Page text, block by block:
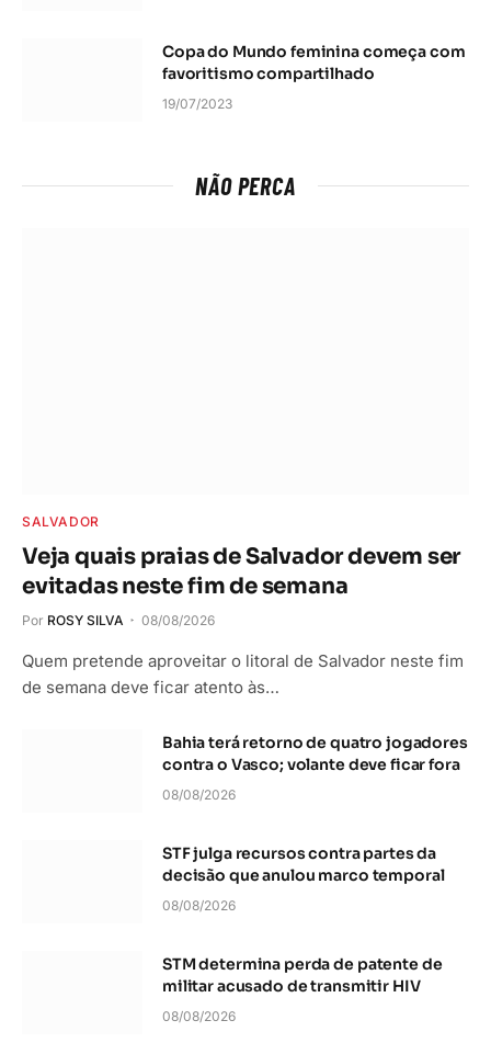
Copa do Mundo feminina começa com
favoritismo compartilhado
19/07/2023
NÃO PERCA
SALVADOR
Veja quais praias de Salvador devem ser
evitadas neste fim de semana
Por ROSY SILVA 08/08/2026
Quem pretende aproveitar o litoral de Salvador neste fim
de semana deve ficar atento às…
Bahia terá retorno de quatro jogadores
contra o Vasco; volante deve ficar fora
08/08/2026
STF julga recursos contra partes da
decisão que anulou marco temporal
08/08/2026
STM determina perda de patente de
militar acusado de transmitir HIV
08/08/2026